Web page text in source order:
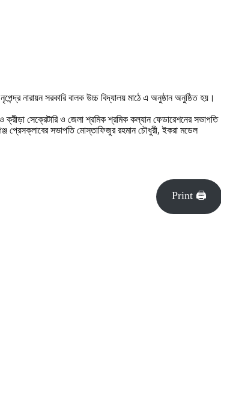
নারায়ন সরকারি বালক উচ্চ বিদ্যালয় মাঠে এ অনুষ্ঠান অনুষ্ঠিত হয়।
ক্রীড়া সেক্রেটারি ও জেলা শ্রমিক শ্রমিক কল্যান ফেডারেশনের সভাপতি
প্রেসক্লাবের সভাপতি মোস্তাফিজুর রহমান চৌধুরী, ইকরা মডেল
Print 🖨